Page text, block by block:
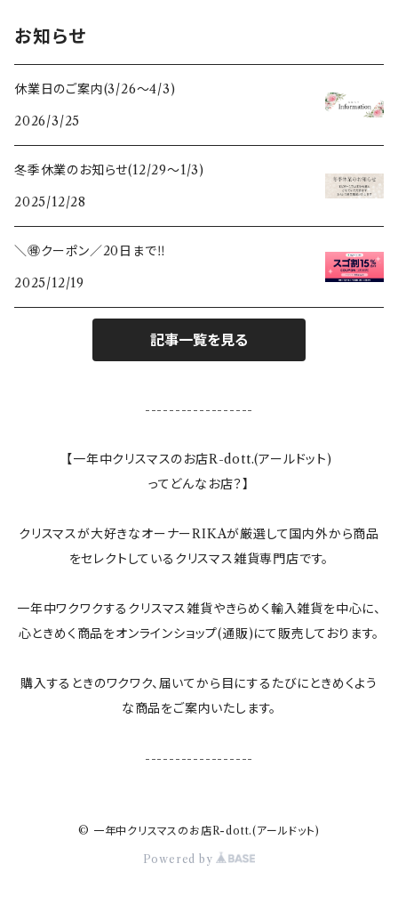
フォトフレーム・写真立て
鏡
ガラスベース(花瓶、燭台)
カレンダー
敷き物
すべてのインテリア雑貨
スペイン
ポーランド
スウェーデン
干支セット
すべての木のぬくもり雑貨
お知らせ
休業日のご案内(3/26〜4/3)
2026/3/25
冬季休業のお知らせ(12/29〜1/3)
2025/12/28
＼🉐クーポン／20日まで‼️
2025/12/19
記事一覧を見る
------------------
【一年中クリスマスのお店R-dott.(アールドット)
ってどんなお店？】
クリスマスが大好きなオーナーRIKAが厳選して国内外から商品
をセレクトしているクリスマス雑貨専門店です。
一年中ワクワクするクリスマス雑貨やきらめく輸入雑貨を中心に、
心ときめく商品をオンラインショップ(通販)にて販売しております。
購入するときのワクワク、届いてから目にするたびにときめくよう
な商品をご案内いたします。
------------------
© 一年中クリスマスのお店R-dott.(アールドット)
Powered by